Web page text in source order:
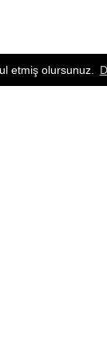
etmiş olursunuz.